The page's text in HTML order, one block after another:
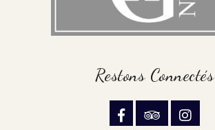
Restons Connectés